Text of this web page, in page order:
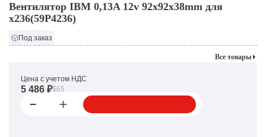
Вентилятор IBM 0,13A 12v 92x92x38mm для
x236(59P4236)
Под заказ
Все товары
Цена с учетом НДС
5 486 ₽$65